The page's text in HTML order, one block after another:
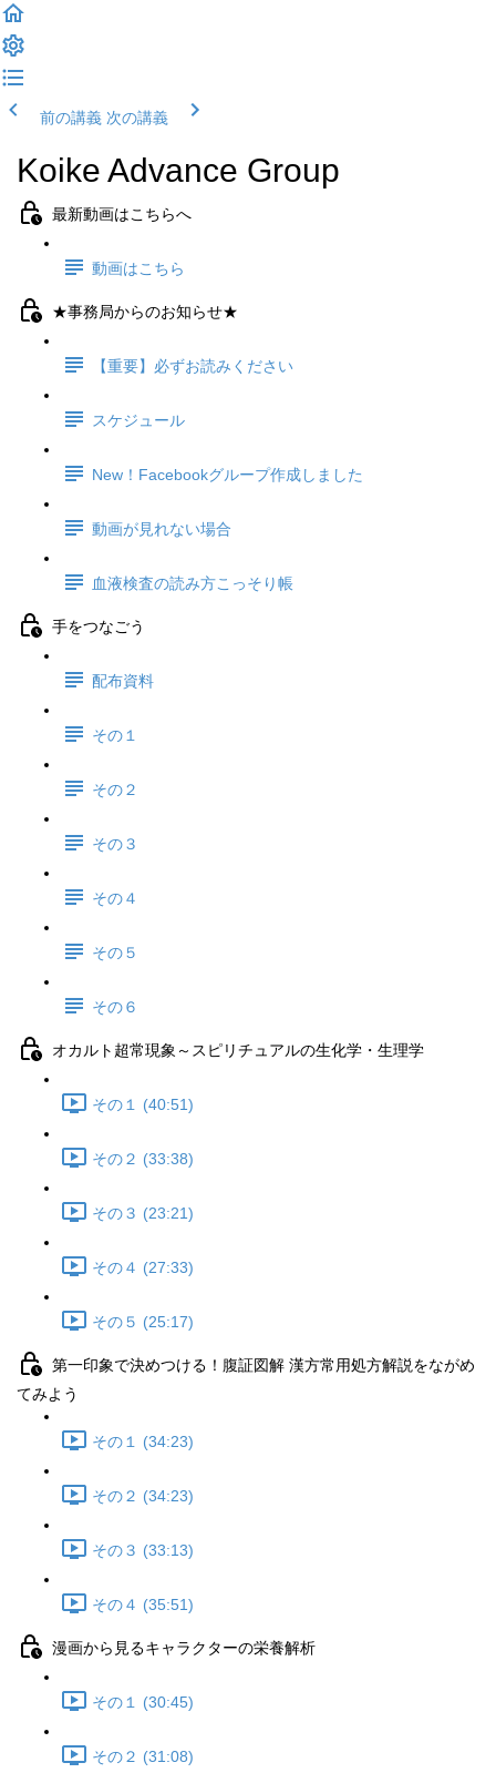
前の講義 次の講義
Koike Advance Group
最新動画はこちらへ
動画はこちら
★事務局からのお知らせ★
【重要】必ずお読みください
スケジュール
New！Facebookグループ作成しました
動画が見れない場合
血液検査の読み方こっそり帳
手をつなごう
配布資料
その１
その２
その３
その４
その５
その６
オカルト超常現象～スピリチュアルの生化学・生理学
その１ (40:51)
その２ (33:38)
その３ (23:21)
その４ (27:33)
その５ (25:17)
第一印象で決めつける！腹証図解 漢方常用処方解説をながめ
てみよう
その１ (34:23)
その２ (34:23)
その３ (33:13)
その４ (35:51)
漫画から見るキャラクターの栄養解析
その１ (30:45)
その２ (31:08)